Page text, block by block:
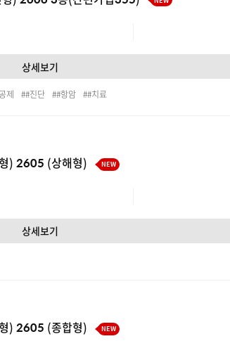
상세보기
제 #진단 #항암 #치료
) 2605 (상해형) NEW
상세보기
) 2605 (종합형) NEW